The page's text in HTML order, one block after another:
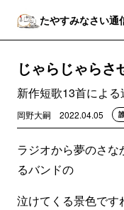
たやすみなさい通
じゃらじゃらさ
新作短歌13首による
岡野大嗣 2022.04.05
ラジオから夢のさ
るバンドの
泣けてくる景色です